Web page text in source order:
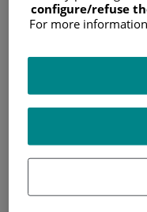
/CIRUGÍA
/CON TEJIDO
Con tejido
Los pechos pueden
piel tomada de la
mamaria con su
configure/refuse
For more